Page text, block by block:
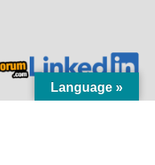
n
Language »